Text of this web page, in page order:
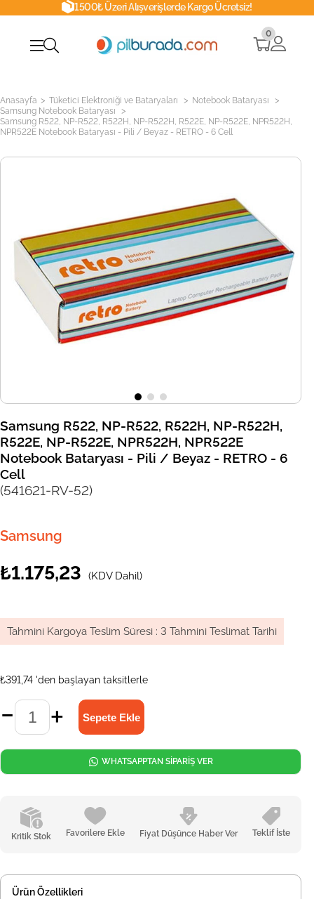
1500₺ Üzeri Alışverişlerde Kargo Ücretsiz!
0
Anasayfa > Tüketici Elektroniği ve Bataryaları > Notebook Bataryası >
Samsung Notebook Bataryası >
Samsung R522, NP-R522, R522H, NP-R522H, R522E, NP-R522E, NPR522H,
NPR522E Notebook Bataryası - Pili / Beyaz - RETRO - 6 Cell
Samsung R522, NP-R522, R522H, NP-R522H,
R522E, NP-R522E, NPR522H, NPR522E
Notebook Bataryası - Pili / Beyaz - RETRO - 6
Cell
(541621-RV-52)
Samsung
₺1.175,23 (KDV Dahil)
Tahmini Kargoya Teslim Süresi : 3 Tahmini Teslimat Tarihi
₺391,74 'den başlayan taksitlerle
Kritik Stok Favorilere Ekle Fiyat Düşünce Haber Ver Teklif İste
WHATSAPPTAN SİPARİŞ VER
Ürün Özellikleri